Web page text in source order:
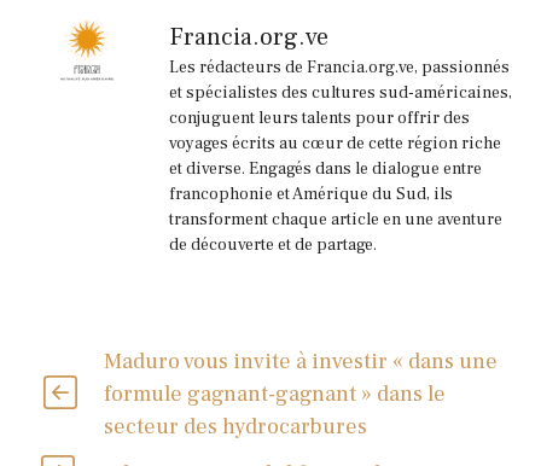
Francia.org.ve
Les rédacteurs de Francia.org.ve, passionnés
et spécialistes des cultures sud-américaines,
conjuguent leurs talents pour offrir des
voyages écrits au cœur de cette région riche
et diverse. Engagés dans le dialogue entre
francophonie et Amérique du Sud, ils
transforment chaque article en une aventure
de découverte et de partage.
Maduro vous invite à investir « dans une
formule gagnant-gagnant » dans le
secteur des hydrocarbures